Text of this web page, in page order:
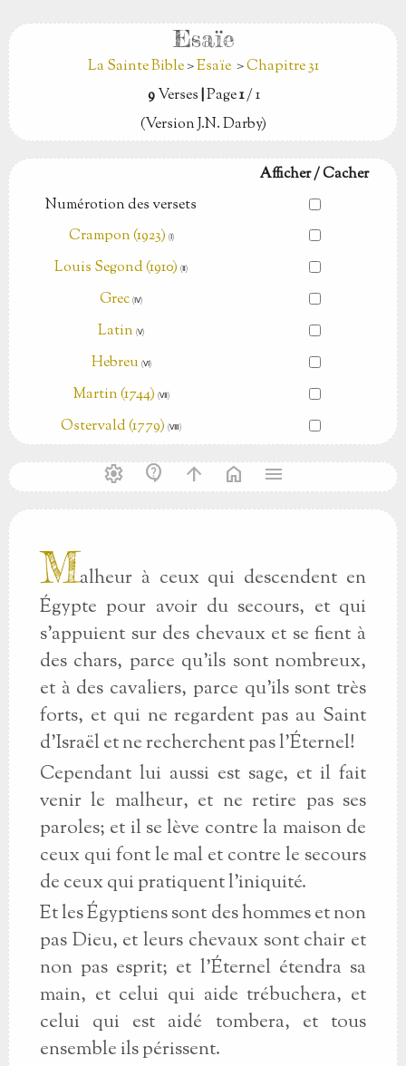
Esaïe
La Sainte Bible>Esaïe >Chapitre 31
9Verses|Page1/ 1
(Version J.N. Darby)
Afficher / Cacher
Numérotion des versets
Crampon (1923) (Ⅰ)
Louis Segond (1910)(Ⅱ)
Grec (Ⅳ)
Latin (Ⅴ)
Hebreu (Ⅵ)
Martin (1744) (Ⅶ)
Ostervald (1779) (Ⅷ)
settings contact_support arrow_upward home menu
Malheur à ceux qui descendent en
Égypte pour avoir du secours, et qui
s’appuient sur des chevaux et se fient à
des chars, parce qu’ils sont nombreux,
et à des cavaliers, parce qu’ils sont très
forts, et qui ne regardent pas au Saint
d’Israël et ne recherchent pas l’Éternel!
Cependant lui aussi est sage, et il fait
venir le malheur, et ne retire pas ses
paroles; et il se lève contre la maison de
ceux qui font le mal et contre le secours
de ceux qui pratiquent l’iniquité.
Et les Égyptiens sont des hommes et non
pas Dieu, et leurs chevaux sont chair et
non pas esprit; et l’Éternel étendra sa
main, et celui qui aide trébuchera, et
celui qui est aidé tombera, et tous
ensemble ils périssent.